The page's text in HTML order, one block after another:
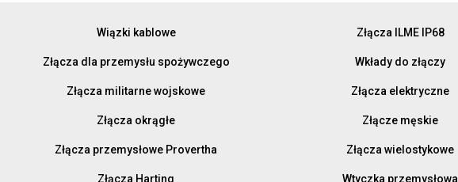
Wiązki kablowe
Złącza dla przemysłu spożywczego
Złącza militarne wojskowe
Złącza okrągłe
Złącza przemysłowe Provertha
Złącza Harting
Złącza ILME IP68
Wkłady do złączy
Złącza elektryczne
Złącze męskie
Złącza wielostykowe
Wtyczka przemysłowa